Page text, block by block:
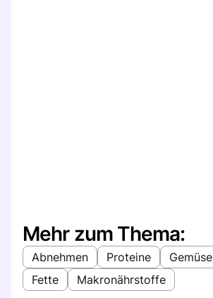
Mehr zum Thema:
Abnehmen Proteine
Gemüse
Fette
Makronährstoffe